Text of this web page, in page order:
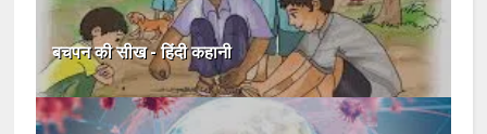
बचपन की सीख - हिंदी कहानी